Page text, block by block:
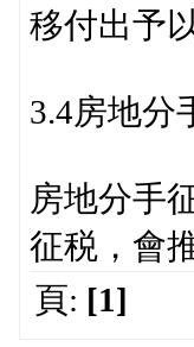
移付出予
3.4房地分
房地分手
征税，會
頁: [1]